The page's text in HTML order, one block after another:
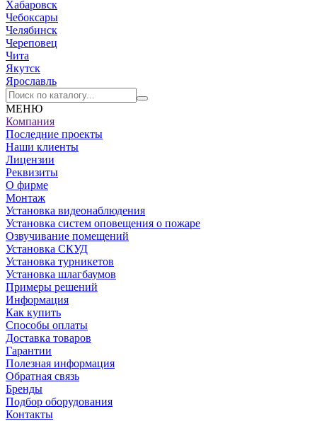
Хабаровск
Чебоксары
Челябинск
Череповец
Чита
Якутск
Ярославль
МЕНЮ
Компания
Последние проекты
Наши клиенты
Лицензии
Реквизиты
О фирме
Монтаж
Установка видеонаблюдения
Установка систем оповещения о пожаре
Озвучивание помещений
Установка СКУД
Установка турникетов
Установка шлагбаумов
Примеры решений
Информация
Как купить
Способы оплаты
Доставка товаров
Гарантии
Полезная информация
Обратная связь
Бренды
Подбор оборудования
Контакты